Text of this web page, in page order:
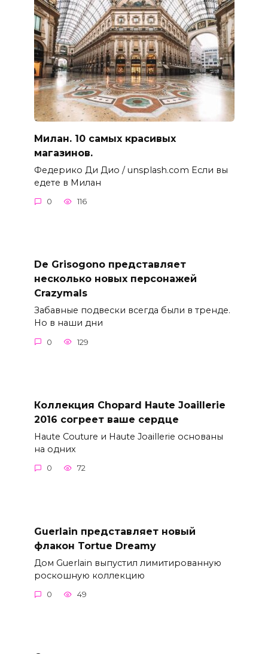
Милан. 10 самых красивых
магазинов.
Федерико Ди Дио / unsplash.com Если вы
едете в Милан
0 116
De Grisogono представляет
несколько новых персонажей
Crazymals
Забавные подвески всегда были в тренде.
Но в наши дни
0 129
Коллекция Chopard Haute Joaillerie
2016 согреет ваше сердце
Haute Couture и Haute Joaillerie основаны
на одних
0 72
Guerlain представляет новый
флакон Tortue Dreamy
Дом Guerlain выпустил лимитированную
роскошную коллекцию
0 49